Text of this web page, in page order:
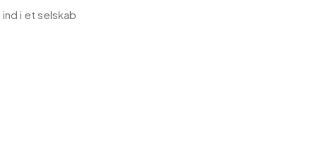
i et selskab